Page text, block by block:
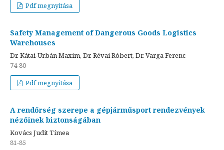
Pdf megnyitása
Safety Management of Dangerous Goods Logistics
Warehouses
Dr. Kátai-Urbán Maxim, Dr. Révai Róbert, Dr. Varga Ferenc
74-80
Pdf megnyitása
A rendőrség szerepe a gépjárműsport rendezvények
nézőinek biztonságában
Kovács Judit Tímea
81-85